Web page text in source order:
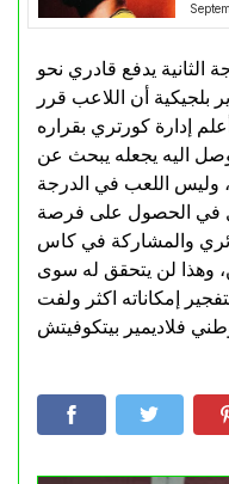
يدفع قادري نحو
بلجيكية أن اللاعب قرر
إدارة كورتري بقراره
اليه يجعله يبحث عن
وليس اللعب في الدرجة
في الحصول على فرصة
والمشاركة في كاس
وهذا لن يتحقق له سوى
إمكاناته اكثر ولفت